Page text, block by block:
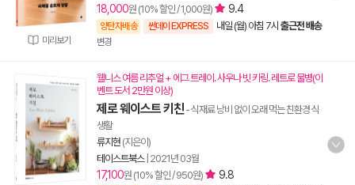
미리보기
18,000원 (10% 할인 / 1,000원) 9.4
양탄자배송 썬데이 EXPRESS 내일 (월) 아침 7시 출근전 배송
변경
웰니스 여름 리추얼 + 에그 트레이. 사우나 빗 키링. 레트로 물병(이
벤트 도서 2만원 이상)
제로 웨이스트 키친 - 식재료 낭비 없이 오래 먹는 친환경 식
생활
류지현 (지은이)
테이스트북스| 2021년 03월
17,100원 (10% 할인 / 950원) 9.8